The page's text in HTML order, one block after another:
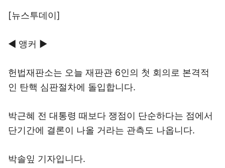
[뉴스투데이]
◀ 앵커 ▶
헌법재판소는 오늘 재판관 6인의 첫 회의로 본격적
인 탄핵 심판절차에 돌입합니다.
박근혜 전 대통령 때보다 쟁점이 단순하다는 점에서
단기간에 결론이 나올 거라는 관측도 나옵니다.
박솔잎 기자입니다.